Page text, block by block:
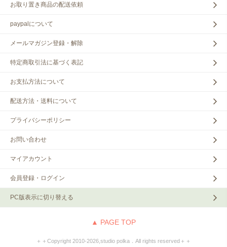
お取り置き商品の配送依頼
paypalについて
メールマガジン登録・解除
特定商取引法に基づく表記
お支払方法について
配送方法・送料について
プライバシーポリシー
お問い合わせ
マイアカウント
会員登録・ログイン
PC版表示に切り替える
▲ PAGE TOP
＋＋Copyright 2010‐2026,studio polka．All rights reserved＋＋